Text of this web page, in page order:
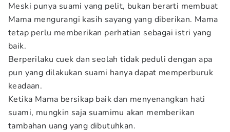
Meski punya suami yang pelit, bukan berarti membuat
Mama mengurangi kasih sayang yang diberikan. Mama
tetap perlu memberikan perhatian sebagai istri yang
baik.
Berperilaku cuek dan seolah tidak peduli dengan apa
pun yang dilakukan suami hanya dapat memperburuk
keadaan.
Ketika Mama bersikap baik dan menyenangkan hati
suami, mungkin saja suamimu akan memberikan
tambahan uang yang dibutuhkan.